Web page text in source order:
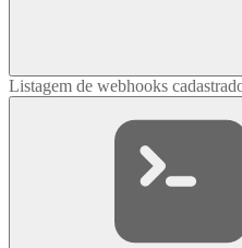
Listagem de webhooks